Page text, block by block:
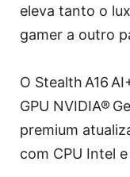
eleva tanto o
gamer a outro
O Stealth A16
GPU NVIDIA®
premium
com CPU Intel